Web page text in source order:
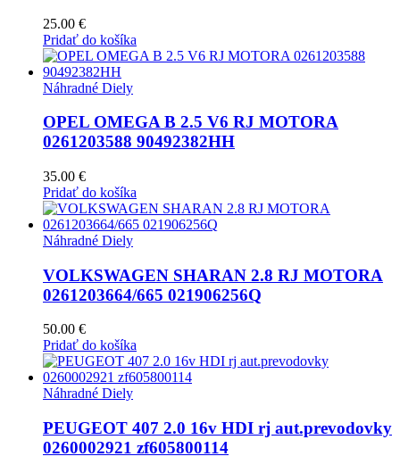
25.00 €
Pridať do košíka
Náhradné Diely
OPEL OMEGA B 2.5 V6 RJ MOTORA
0261203588 90492382HH
35.00 €
Pridať do košíka
Náhradné Diely
VOLKSWAGEN SHARAN 2.8 RJ MOTORA
0261203664/665 021906256Q
50.00 €
Pridať do košíka
Náhradné Diely
PEUGEOT 407 2.0 16v HDI rj aut.prevodovky
0260002921 zf605800114